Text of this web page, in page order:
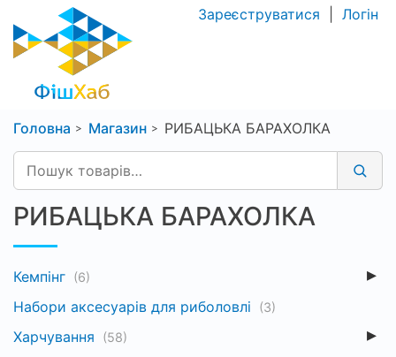
Зареєструватися Логін
Головна Магазин РИБАЦЬКА БАРАХОЛКА
РИБАЦЬКА БАРАХОЛКА
Кемпінг (6)
Набори аксесуарів для риболовлі (3)
Харчування (58)